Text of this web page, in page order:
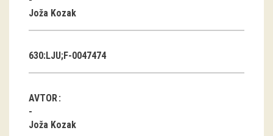
Napovednik
Arhiv razstav
Koledar dogodkov
Prireditve
Joža Kozak
630:LJU;F-0047474
AVTOR
Joža Kozak